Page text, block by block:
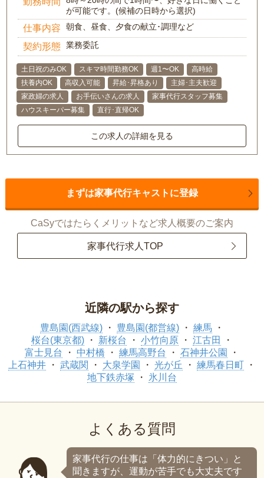
が可能です。(候補の日時から選択)
仕事内容 朝食、昼食、夕食の献立･調理など
契約形態 業務委託
土日祝のみOK スキマ時間勤務OK 週1〜OK
高時給
扶養内OK
高収入可能 昇給･昇格あり
主婦･主夫歓迎
家政婦の求人
お手伝いさんの求人
家事代行スタッフ募集
ハウスキーパー募集
直行･直帰OK
この求人の詳細を見る
まずは家事代行キャストに登録
CaSyではたらくメリットなど求人概要のご案内
家事代行求人TOP
近隣の駅から探す
豊島園(西武線) 豊島園(都営線)
練馬
桜台(東京都)
新桜台 小竹向原
江古田
富士見台
中村橋 練馬高野台
石神井公園
上石神井
武蔵関 大泉学園 光が丘
練馬春日町
地下鉄赤塚
氷川台
よくある質問
家事代行の仕事は「体力的にきつい」と
聞きますが、運動が苦手でも大丈夫です